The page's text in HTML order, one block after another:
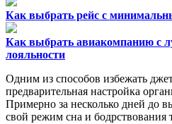
Как выбрать рейс с
Как выбрать авиакомпанию с
лояльности
Одним из способов избежать
предварительная настройка
Примерно за несколько дней до
свой режим сна и бодрствования